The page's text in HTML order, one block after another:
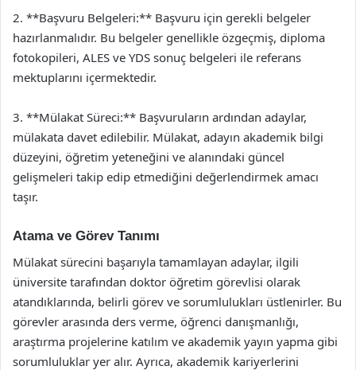
2. **Başvuru Belgeleri:** Başvuru için gerekli belgeler
hazırlanmalıdır. Bu belgeler genellikle özgeçmiş, diploma
fotokopileri, ALES ve YDS sonuç belgeleri ile referans
mektuplarını içermektedir.
3. **Mülakat Süreci:** Başvuruların ardından adaylar,
mülakata davet edilebilir. Mülakat, adayın akademik bilgi
düzeyini, öğretim yeteneğini ve alanındaki güncel
gelişmeleri takip edip etmediğini değerlendirmek amacı
taşır.
Atama ve Görev Tanımı
Mülakat sürecini başarıyla tamamlayan adaylar, ilgili
üniversite tarafından doktor öğretim görevlisi olarak
atandıklarında, belirli görev ve sorumlulukları üstlenirler. Bu
görevler arasında ders verme, öğrenci danışmanlığı,
araştırma projelerine katılım ve akademik yayın yapma gibi
sorumluluklar yer alır. Ayrıca, akademik kariyerlerini